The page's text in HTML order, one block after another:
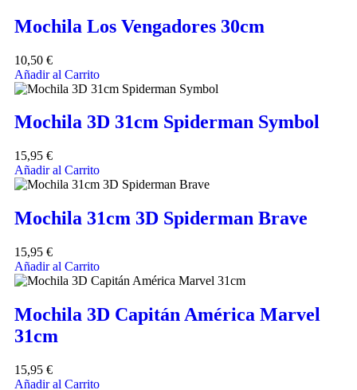
Mochila Los Vengadores 30cm
10,50 €
Añadir al Carrito
Mochila 3D 31cm Spiderman Symbol
15,95 €
Añadir al Carrito
Mochila 31cm 3D Spiderman Brave
15,95 €
Añadir al Carrito
Mochila 3D Capitán América Marvel
31cm
15,95 €
Añadir al Carrito